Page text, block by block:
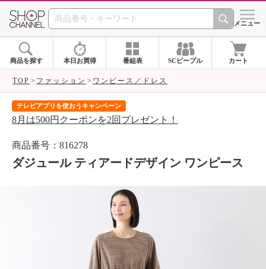
SHOP CHANNEL シメニュー
商品を探す 本日お買得 番組表 SCピープル カート
TOP ファッション ワンピース／ドレス
テレビアプリを使おうキャンペーン
8月は500円クーポンを2回プレゼント！
商品番号：816278
ダジュール ティアードデザイン ワンピース